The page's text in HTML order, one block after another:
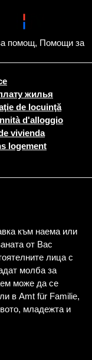
помощ, Помощи за
жилья
de locuinţă
d'alloggio
vivienda
logement
към наема или
от Вас
лица с
молба за
може да се
в Amt für Familie,
младежта и